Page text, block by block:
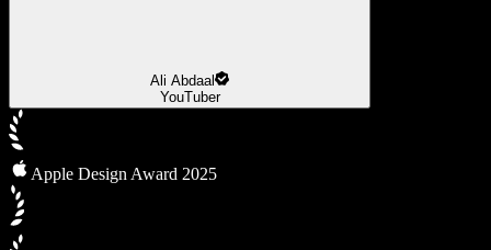
Ali Abdaal
YouTuber
Apple Design Award 2025